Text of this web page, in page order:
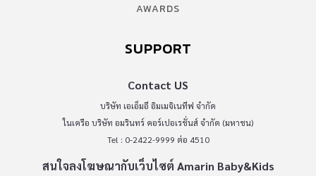
AWARDS
SUPPORT
Contact US
บริษัท เอเอ็มอี อิมเมจิเนทีฟ จำกัด
ในเครือ บริษัท อมรินทร์ คอร์เปอเรชั่นส์ จำกัด (มหาชน)
Tel : 0-2422-9999 ต่อ 4510
สนใจลงโฆษณากับเว็บไซต์ Amarin Baby&Kids